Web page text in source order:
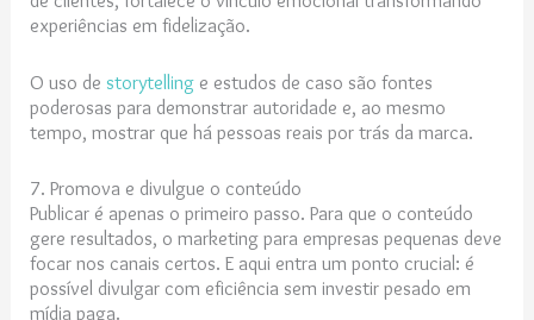
experiências em fidelização.
O uso de storytelling e estudos de caso são fontes
poderosas para demonstrar autoridade e, ao mesmo
tempo, mostrar que há pessoas reais por trás da marca.
7. Promova e divulgue o conteúdo
Publicar é apenas o primeiro passo. Para que o conteúdo
gere resultados, o marketing para empresas pequenas deve
focar nos canais certos. E aqui entra um ponto crucial: é
possível divulgar com eficiência sem investir pesado em
mídia paga.